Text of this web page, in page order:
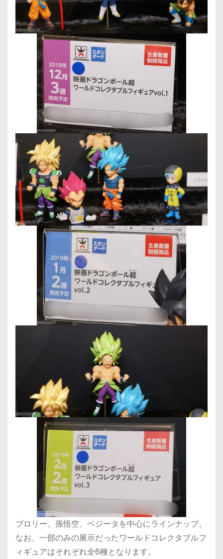
ブロリー、孫悟空、ベジータを中心にラインナップ。
なお、一部のみの展示だったワールドコレクタブルフ
ィギュアはそれぞれ全6種となります。